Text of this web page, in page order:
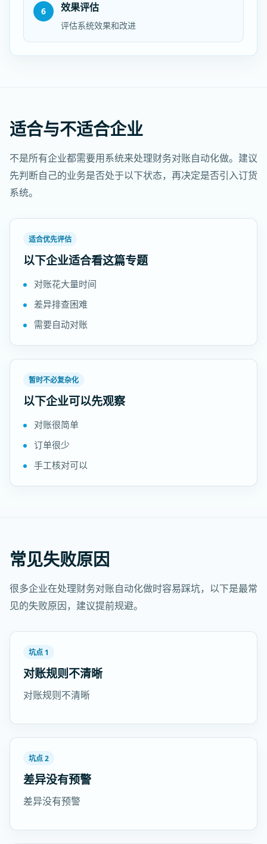
6 效果评估
评估系统效果和改进
适合与不适合企业
不是所有企业都需要用系统来处理财务对账自动化做。建议
先判断自己的业务是否处于以下状态，再决定是否引入订货
系统。
适合优先评估
以下企业适合看这篇专题
对账花大量时间
差异排查困难
需要自动对账
暂时不必复杂化
以下企业可以先观察
对账很简单
订单很少
手工核对可以
常见失败原因
很多企业在处理财务对账自动化做时容易踩坑，以下是最常
见的失败原因，建议提前规避。
坑点 1
对账规则不清晰
对账规则不清晰
坑点 2
差异没有预警
差异没有预警